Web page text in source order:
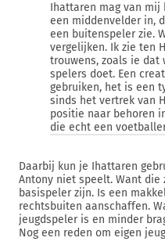
Ihattaren mag van mij
een middenvelder in,
een buitenspeler zie.
vergelijken. Ik zie ten
trouwens, zoals ie dat
spelers doet. Een
gebruiken, het is een
sinds het vertrek van
positie naar behoren
die echt een
Daarbij kun je Ihattaren
Antony niet speelt. Want die
basispeler zijn. Is een
rechtsbuiten aanschaffen.
jeugdspeler is en minder
Nog een reden om eigen